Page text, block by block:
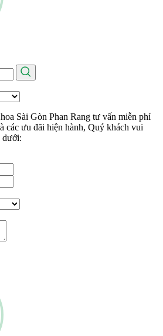
Sài Gòn Phan Rang tư vấn miễn phí
các ưu đãi hiện hành, Quý khách vui
dưới: